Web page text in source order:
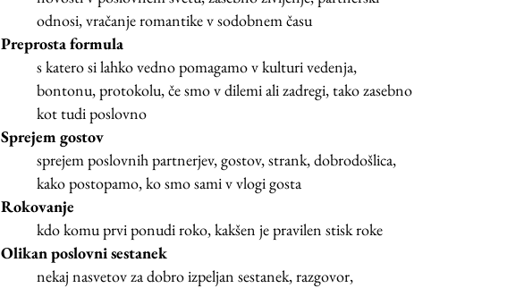
odnosi, vračanje romantike v sodobnem času
Preprosta formula
s katero si lahko vedno pomagamo v kulturi vedenja,
bontonu, protokolu, če smo v dilemi ali zadregi, tako zasebno
kot tudi poslovno
Sprejem gostov
sprejem poslovnih partnerjev, gostov, strank, dobrodošlica,
kako postopamo, ko smo sami v vlogi gosta
Rokovanje
kdo komu prvi ponudi roko, kakšen je pravilen stisk roke
Olikan poslovni sestanek
nekaj nasvetov za dobro izpeljan sestanek, razgovor,